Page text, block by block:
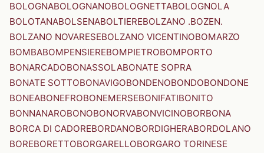
BOLOGNABOLOGNANOBOLOGNETTABOLOGNOLA
BOLOTANABOLSENABOLTIEREBOLZANO .BOZEN.
BOLZANO NOVARESEBOLZANO VICENTINOBOMARZO
BOMBABOMPENSIEREBOMPIETROBOMPORTO
BONARCADOBONASSOLABONATE SOPRA
BONATE SOTTOBONAVIGOBONDENOBONDOBONDONE
BONEABONEFROBONEMERSEBONIFATIBONITO
BONNANAROBONOBONORVABONVICINOBORBONA
BORCA DI CADOREBORDANOBORDIGHERABORDOLANO
BOREBORETTOBORGARELLOBORGARO TORINESE